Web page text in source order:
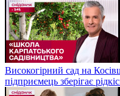
Високогірний сад на
підприємець зберігає